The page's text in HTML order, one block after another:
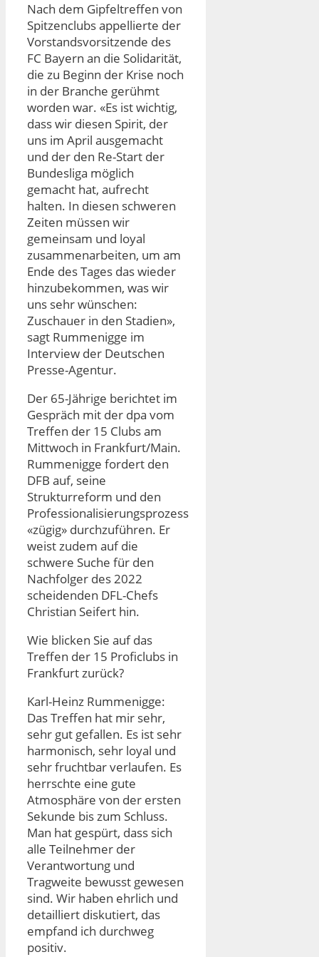
Nach dem Gipfeltreffen von
Spitzenclubs appellierte der
Vorstandsvorsitzende des
FC Bayern an die Solidarität,
die zu Beginn der Krise noch
in der Branche gerühmt
worden war. «Es ist wichtig,
dass wir diesen Spirit, der
uns im April ausgemacht
und der den Re-Start der
Bundesliga möglich
gemacht hat, aufrecht
halten. In diesen schweren
Zeiten müssen wir
gemeinsam und loyal
zusammenarbeiten, um am
Ende des Tages das wieder
hinzubekommen, was wir
uns sehr wünschen:
Zuschauer in den Stadien»,
sagt Rummenigge im
Interview der Deutschen
Presse-Agentur.
Der 65-Jährige berichtet im
Gespräch mit der dpa vom
Treffen der 15 Clubs am
Mittwoch in Frankfurt/Main.
Rummenigge fordert den
DFB auf, seine
Strukturreform und den
Professionalisierungsprozess
«zügig» durchzuführen. Er
weist zudem auf die
schwere Suche für den
Nachfolger des 2022
scheidenden DFL-Chefs
Christian Seifert hin.
Wie blicken Sie auf das
Treffen der 15 Proficlubs in
Frankfurt zurück?
Karl-Heinz Rummenigge:
Das Treffen hat mir sehr,
sehr gut gefallen. Es ist sehr
harmonisch, sehr loyal und
sehr fruchtbar verlaufen. Es
herrschte eine gute
Atmosphäre von der ersten
Sekunde bis zum Schluss.
Man hat gespürt, dass sich
alle Teilnehmer der
Verantwortung und
Tragweite bewusst gewesen
sind. Wir haben ehrlich und
detailliert diskutiert, das
empfand ich durchweg
positiv.